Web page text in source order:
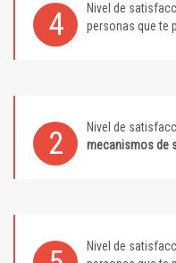
4 Nivel de
personas que te
2 Nivel de
mecanismos de
Nivel de